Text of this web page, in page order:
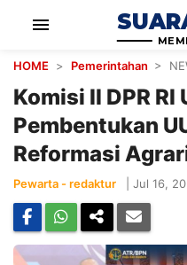
menu
HOME > Pemerintahan >
Komisi II DPR RI
Pembentukan
Reformasi
Pewarta - redaktur Jul 16,